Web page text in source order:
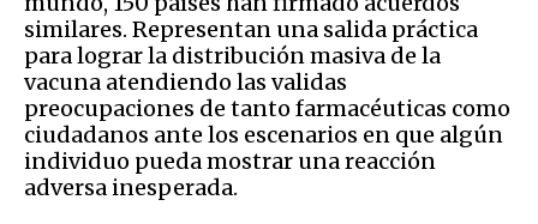
similares. Representan una salida práctica
para lograr la distribución masiva de la
vacuna atendiendo las validas
preocupaciones de tanto farmacéuticas como
ciudadanos ante los escenarios en que algún
individuo pueda mostrar una reacción
adversa inesperada.